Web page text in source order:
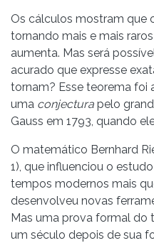
Os cálculos mostram que
tornando mais e mais
aumenta. Mas será
acurado que expresse
tornam? Esse teorema foi
uma conjectura pelo
Gauss em 1793, quando
O matemático Bernhard
1), que influenciou o
tempos modernos mais
desenvolveu novas
Mas uma prova formal do
um século depois de sua